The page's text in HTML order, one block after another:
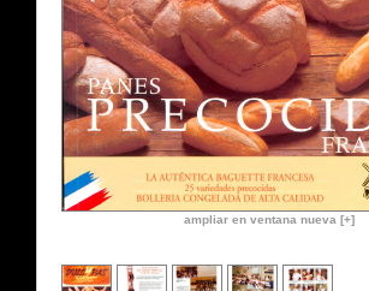
ampliar en ventana nueva [+]